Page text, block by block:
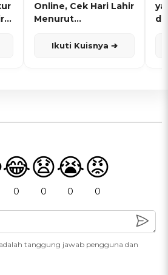
Online, Cek Hari Lahir
Menurut
Ikuti Kuisnya ➔
😂
0
😧
0
😭
0
😡
0
tanggung jawab pengguna dan